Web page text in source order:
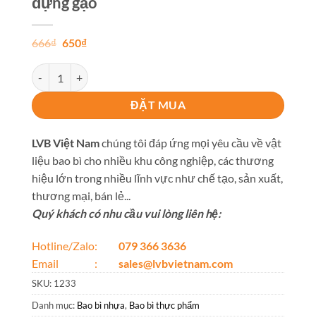
666₫ Giá
là:
666₫.
650₫Giá
là:
650₫.
Sản Xuất thiết kế và in ấn bao bì túi đựng gạo số lượng
ĐẶT MUA
LVB Việt Namchúng tôi đáp ứng mọi yêu cầu về vật
liệu bao bì cho nhiều khu công nghiệp, các thương
hiệu lớn trong nhiều lĩnh vực như chế tạo, sản xuất,
thương mại, bán lẻ...
Quý khách có nhu cầu vui lòng liên hệ:
Hotline/Zalo:
079 366 3636
Email :
sales@lvbvietnam.com
SKU: 1233
Danh mục: Bao bì nhựa, Bao bì thực phẩm